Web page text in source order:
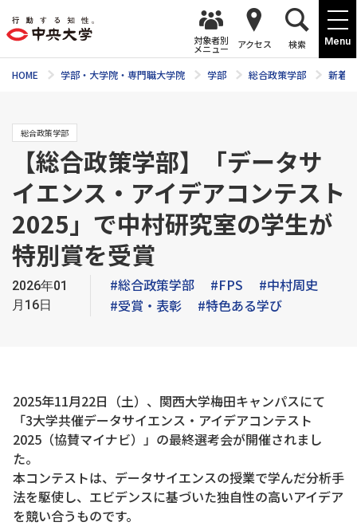
Menu
対象者別
メニュー アクセス 検索
HOME 学部・大学院・専門職大学院 学部 総合政策学部 新着
総合政策学部
【総合政策学部】「データサ
イエンス・アイデアコンテスト
2025」で中村研究室の学生が
特別賞を受賞
2026年01
月16日
#総合政策学部 #FPS
#中村周史
#受賞・表彰
#特色ある学び
2025年11月22日（土）、関西大学梅田キャンパスにて
「3大学共催データサイエンス・アイデアコンテスト
2025（協賛マイナビ）」の最終選考会が開催されまし
た。
本コンテストは、データサイエンスの授業で学んだ分析手
法を駆使し、エビデンスに基づいた独自性の高いアイデア
を競い合うものです。